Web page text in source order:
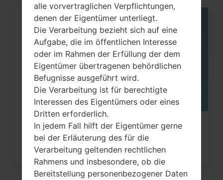
Wie kann man die
Werkseinstellungen durch Code au
Samsung...
alle vorvertraglichen Verpflichtungen,
denen der Eigentümer unterliegt.
Die Verarbeitung bezieht sich auf eine
Aufgabe, die im öffentlichen Interesse
oder im Rahmen der Erfüllung der dem
Eigentümer übertragenen behördlichen
Befugnisse ausgeführt wird.
Die Verarbeitung ist für berechtigte
Interessen des Eigentümers oder eines
Dritten erforderlich.
In jedem Fall hilft der Eigentümer gerne
bei der Erläuterung des für die
Verarbeitung geltenden rechtlichen
Rahmens und insbesondere, ob die
Bereitstellung personenbezogener Daten